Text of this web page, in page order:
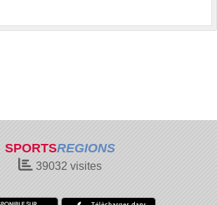
SPORTSREGIONS
39032 visites